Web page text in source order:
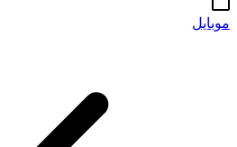
موبایل